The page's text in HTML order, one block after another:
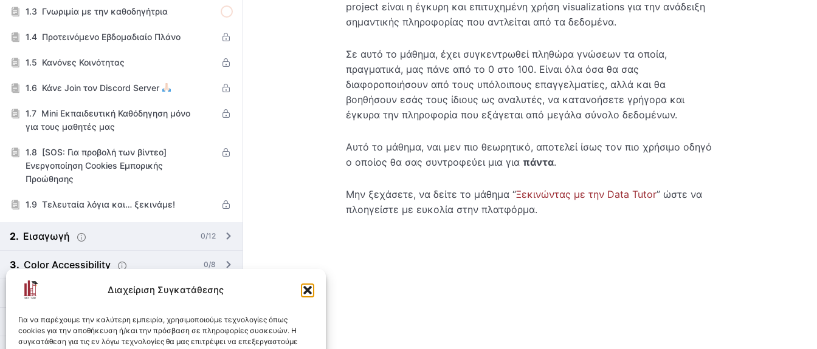
Διαχείριση Συγκατάθεσης
Για να παρέχουμε την καλύτερη εμπειρία, χρησιμοποιούμε τεχνολογίες όπως
cookies για την αποθήκευση ή/και την πρόσβαση σε πληροφορίες συσκευών. Η
συγκατάθεση για τις εν λόγω τεχνολογίες θα μας επιτρέψει να επεξεργαστούμε
Γνωριμία με την καθοδηγήτρια
Προτεινόμενο Εβδομαδιαίο Πλάνο
Κανόνες Κοινότητας
Κάνε Join τον Discord Server
Mini Εκπαιδευτική Καθόδηγηση μόνο
για τους μαθητές μας
[SOS: Για προβολή των βίντεο]
Ενεργοποίηση Cookies Εμπορικής
Προώθησης
Τελευταία λόγια και… ξεκινάμε!
Εισαγωγή 0/12
Color Accessibility 0/8
Color Palette 0/5
Basic Visuals 0/17
project είναι η έγκυρη και επιτυχημένη χρήση visualizations για την ανάδειξη
σημαντικής πληροφορίας που αντλείται από τα δεδομένα.
Σε αυτό το μάθημα, έχει συγκεντρωθεί πληθώρα γνώσεων τα οποία,
πραγματικά, μας πάνε από το 0 στο 100. Είναι όλα όσα θα σας
διαφοροποιήσουν από τους υπόλοιπους επαγγελματίες, αλλά και θα
βοηθήσουν εσάς τους ίδιους ως αναλυτές, να κατανοήσετε γρήγορα και
έγκυρα την πληροφορία που εξάγεται από μεγάλα σύνολο δεδομένων.
Αυτό το μάθημα, ναι μεν πιο θεωρητικό, αποτελεί ίσως τον πιο χρήσιμο οδηγό
ο οποίος θα σας συντροφεύει μια για πάντα.
Μην ξεχάσετε, να δείτε το μάθημα “Ξεκινώντας με την Data Tutor” ώστε να
πλοηγείστε με ευκολία στην πλατφόρμα.